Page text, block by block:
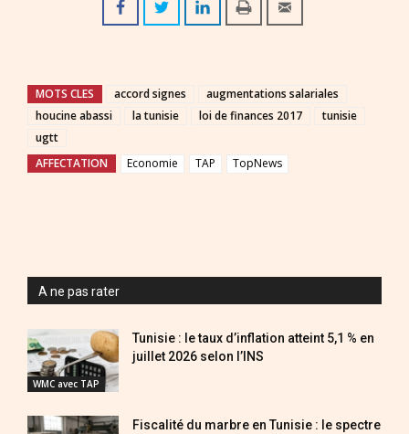
MOTS CLES accord signes
augmentations salariales
houcine abassi
la tunisie loi de finances 2017
tunisie
ugtt
AFFECTATION
Economie TAP TopNews
A ne pas rater
WMC avec TAP
Tunisie : le taux d’inflation atteint 5,1 % en
juillet 2026 selon l’INS
Fiscalité du marbre en Tunisie : le spectre